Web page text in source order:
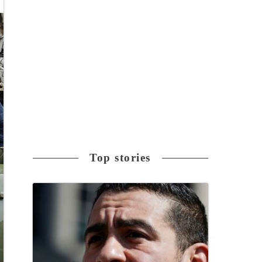
Top stories